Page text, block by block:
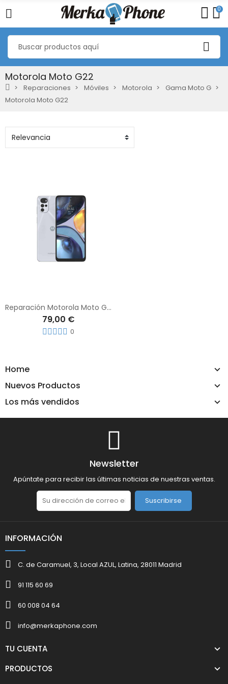
0
Motorola Moto G22
Reparaciones Móviles Motorola
Gama Moto G
Motorola Moto G22
Home
Nuevos Productos
Los más vendidos
Reparación Motorola Moto G22
79,00 €
0
Newsletter
Apúntate para recibir las últimas noticias de nuestras ventas.
Suscribirse
INFORMACIÓN
C. de Caramuel, 3, Local AZUL, Latina, 28011 Madrid
91 115 60 69
60 008 04 64
info@merkaphone.com
TU CUENTA
PRODUCTOS